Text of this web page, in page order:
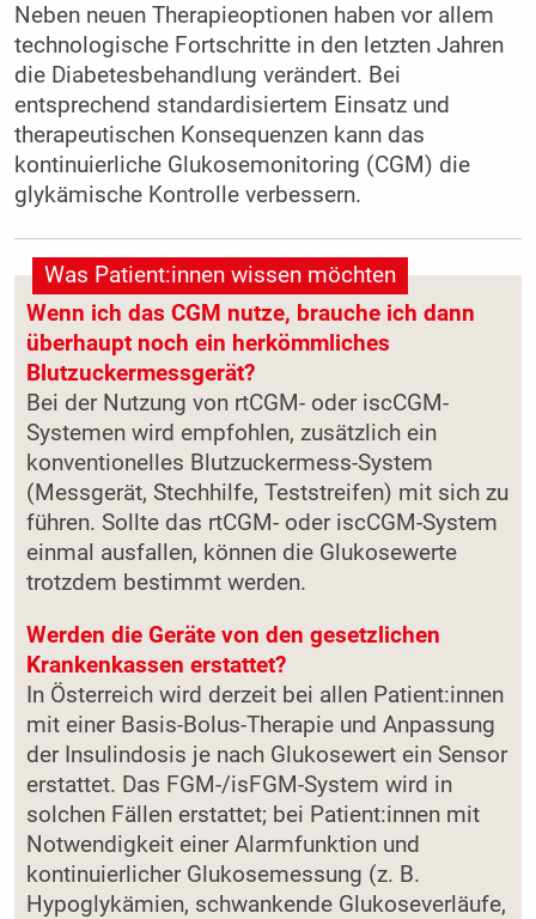
Neben neuen Therapieoptionen haben vor allem
technologische Fortschritte in den letzten Jahren
die Diabetesbehandlung verändert. Bei
entsprechend standardisiertem Einsatz und
therapeutischen Konsequenzen kann das
kontinuierliche Glukosemonitoring (CGM) die
glykämische Kontrolle verbessern.
Was Patient:innen wissen möchten
Wenn ich das CGM nutze, brauche ich dann
überhaupt noch ein herkömmliches
Blutzuckermessgerät?
Bei der Nutzung von rtCGM- oder iscCGM-
Systemen wird empfohlen, zusätzlich ein
konventionelles Blutzuckermess-System
(Messgerät, Stechhilfe, Teststreifen) mit sich zu
führen. Sollte das rtCGM- oder iscCGM-System
einmal ausfallen, können die Glukosewerte
trotzdem bestimmt werden.
Werden die Geräte von den gesetzlichen
Krankenkassen erstattet?
In Österreich wird derzeit bei allen Patient:innen
mit einer Basis-Bolus-Therapie und Anpassung
der Insulindosis je nach Glukosewert ein Sensor
erstattet. Das FGM-/isFGM-System wird in
solchen Fällen erstattet; bei Patient:innen mit
Notwendigkeit einer Alarmfunktion und
kontinuierlicher Glukosemessung (z. B.
Hypoglykämien, schwankende Glukoseverläufe,